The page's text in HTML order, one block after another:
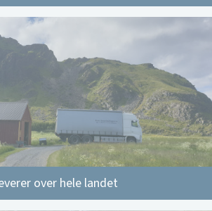
over hele landet